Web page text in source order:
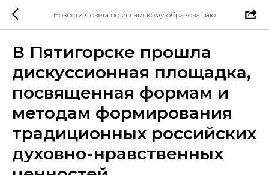
Новости Совета по исламскому образованию
В Пятигорске прошла
дискуссионная площадка,
посвященная формам и
методам формирования
традиционных российских
духовно-нравственных